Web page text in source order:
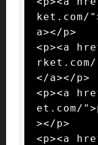
ket.com/
a></p>
<p><a
</a></p>
<p><a
et.com/
></p>
<p><a